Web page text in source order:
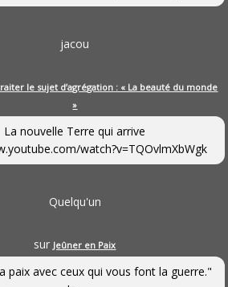
jacou
le sujet d’agrégation : « La beauté du monde
»
La nouvelle Terre qui arrive
watch?v=TQOvlmXbWgk
Quelqu'un
sur Jeûner en Paix
paix avec ceux qui vous font la guerre."